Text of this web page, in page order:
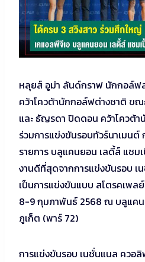
หลุยส์ อูม่า ลันด์กราฟ นักกอล์ฟ
คว้าโควต้านักกอล์ฟต่างชาติ ข
และ ธัญรดา ปิดดอน คว้าโควต้
ร่วมการแข่งขันรอบทัวร์นาเมน
รายการ บลูแคนยอน เลดี้ส์ แช
งานดีที่สุดจากการแข่งขันรอบ เ
เป็นการแข่งขันแบบ สโตรคเพล
8-9 กุมภาพันธ์ 2568 ณ บลูแค
ภูเก็ต (พาร์ 72)
การแข่งขันรอบ เนชั่นแนล ควอ